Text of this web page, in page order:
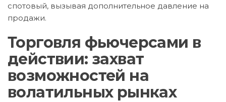
спотовый, вызывая дополнительное давление на
продажи.
Торговля фьючерсами в
действии: захват
возможностей на
волатильных рынках